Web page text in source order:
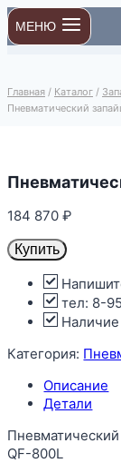
Перейти
к
содержимому
МЕНЮ
Главная / Каталог /
Пневматический
184 870₽
Купить
тел: 8-
Категория:
Описание
Детали
QF-800L